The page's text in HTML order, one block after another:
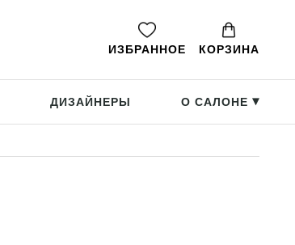
ИЗБРАННОЕ КОРЗИНА
ДИЗАЙНЕРЫ О САЛОНЕ ▸